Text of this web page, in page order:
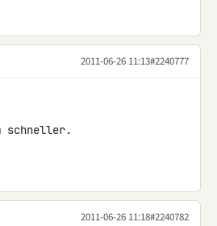
2011-06-26 11:13#2240777
schneller.
2011-06-26 11:18#2240782